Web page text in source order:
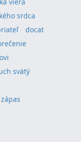
srdca
docat
svätý